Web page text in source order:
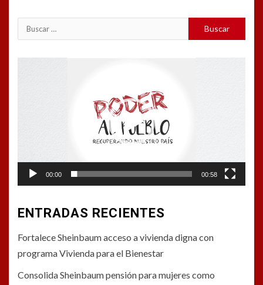
Buscar:
00:00 00:58
ENTRADAS RECIENTES
Fortalece Sheinbaum acceso a vivienda digna con
programa Vivienda para el Bienestar
Consolida Sheinbaum pensión para mujeres como